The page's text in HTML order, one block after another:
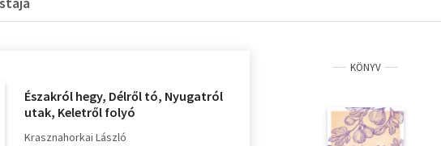
Északról hegy, Délről tó, Nyugatról
utak, Keletről folyó
Krasznahorkai László
KÖNYV